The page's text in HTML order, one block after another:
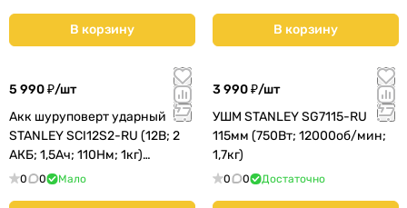
В корзину В корзину
5 990 ₽/шт
Акк шуруповерт ударный
STANLEY SCI12S2-RU (12В; 2
АКБ; 1,5Ач; 110Нм; 1кг)
(SCI121S2K-RU)
0 0 Мало
3 990 ₽/шт
УШМ STANLEY SG7115-RU
115мм (750Вт; 12000об/мин;
1,7кг)
0 0 Достаточно